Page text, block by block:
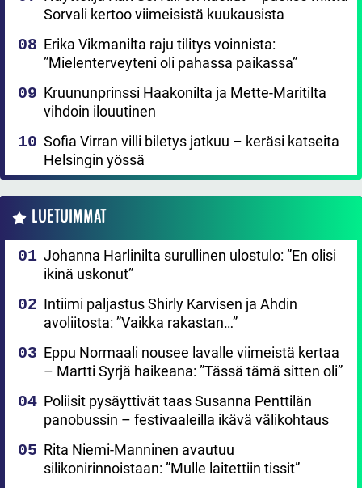
Sorvali kertoo viimeisistä kuukausista
Erika Vikmanilta raju tilitys voinnista:
”Mielenterveyteni oli pahassa paikassa”
Kruununprinssi Haakonilta ja Mette-Maritilta
vihdoin ilouutinen
Sofia Virran villi biletys jatkuu – keräsi katseita
Helsingin yössä
LUETUIMMAT
Johanna Harlinilta surullinen ulostulo: ”En olisi
ikinä uskonut”
Intiimi paljastus Shirly Karvisen ja Ahdin
avoliitosta: ”Vaikka rakastan…”
Eppu Normaali nousee lavalle viimeistä kertaa
– Martti Syrjä haikeana: ”Tässä tämä sitten oli”
Poliisit pysäyttivät taas Susanna Penttilän
panobussin – festivaaleilla ikävä välikohtaus
Rita Niemi-Manninen avautuu
silikonirinnoistaan: ”Mulle laitettiin tissit”